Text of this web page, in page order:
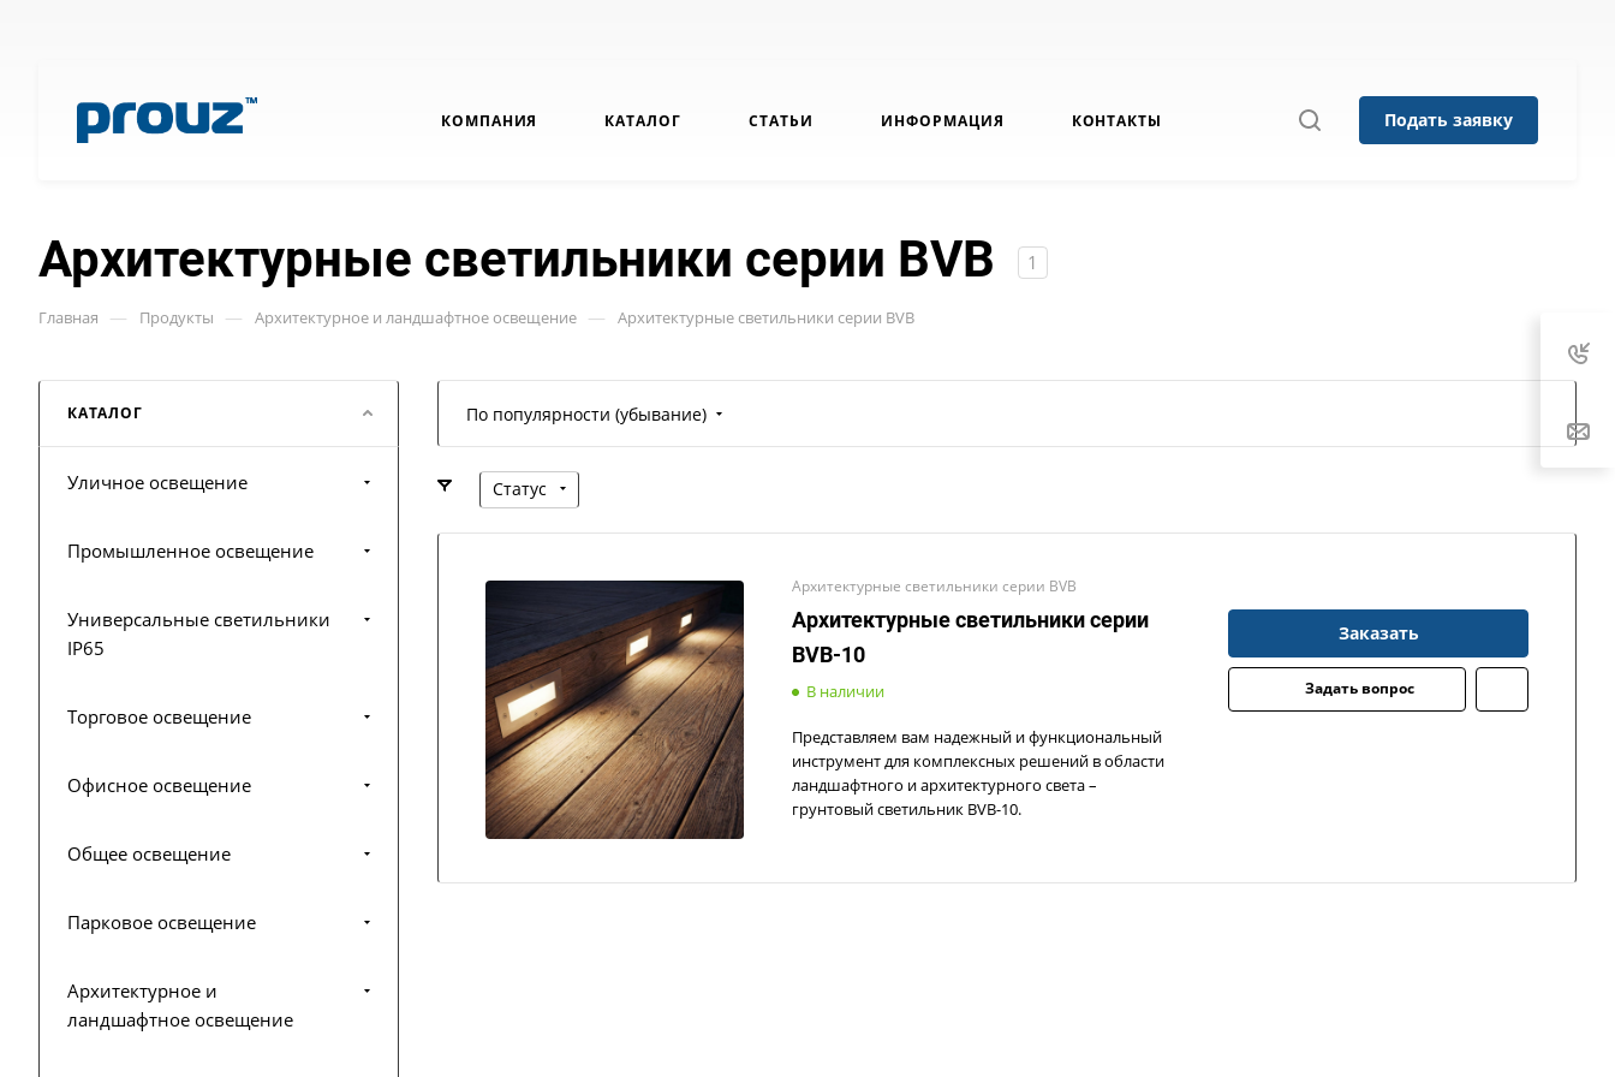
КОМПАНИЯ КАТАЛОГ СТАТЬИ ИНФОРМАЦИЯ КОНТАКТЫ Подать заявку
Архитектурные светильники серии BVB 1
Главная — Продукты — Архитектурное и ландшафтное освещение — Архитектурные светильники серии BVB
По популярности (убывание)
Статус
Архитектурные светильники серии BVB
Архитектурные светильники серии
BVB-10
В наличии
Представляем вам надежный и функциональный
инструмент для комплексных решений в области
ландшафтного и архитектурного света –
грунтовый светильник BVB-10.
Заказать
Задать вопрос
КАТАЛОГ
Уличное освещение
Промышленное освещение
Универсальные светильники
IP65
Торговое освещение
Офисное освещение
Общее освещение
Парковое освещение
Архитектурное и
ландшафтное освещение